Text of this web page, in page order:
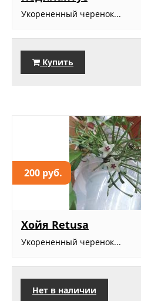
Укорененный черенок...
Купить
200 руб.
Хойя Retusa
Укорененный черенок...
Нет в наличии